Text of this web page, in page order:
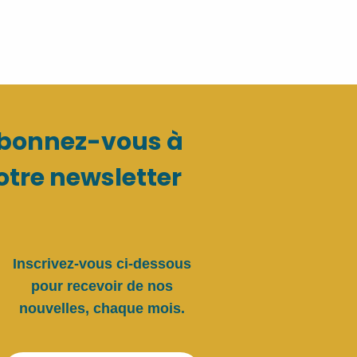
vous à
newsletter
Inscrivez-vous ci-dessous
pour recevoir de nos
nouvelles, chaque mois.